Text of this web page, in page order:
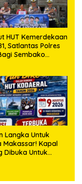
HUT Kemerdekaan
Satlantas Polres
Sembako
Langka Untuk
Makassar! Kapal
Dibuka Untuk